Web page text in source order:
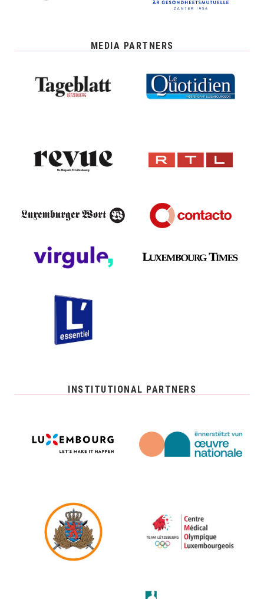
MEDIA PARTNERS
INSTITUTIONAL PARTNERS